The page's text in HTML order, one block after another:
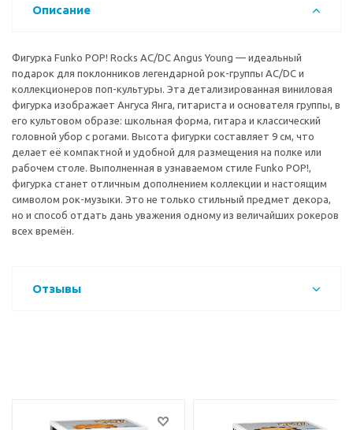
Описание
Фигурка Funko POP! Rocks AC/DC Angus Young — идеальный
подарок для поклонников легендарной рок-группы AC/DC и
коллекционеров поп-культуры. Эта детализированная виниловая
фигурка изображает Ангуса Янга, гитариста и основателя группы, в
его культовом образе: школьная форма, гитара и классический
головной убор с рогами. Высота фигурки составляет 9 см, что
делает её компактной и удобной для размещения на полке или
рабочем столе. Выполненная в узнаваемом стиле Funko POP!,
фигурка станет отличным дополнением коллекции и настоящим
символом рок-музыки. Это не только стильный предмет декора,
но и способ отдать дань уважения одному из величайших рокеров
всех времён.
Отзывы